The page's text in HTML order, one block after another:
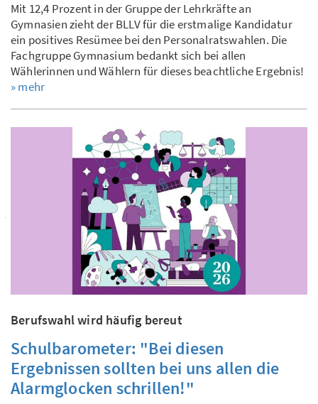
Mit 12,4 Prozent in der Gruppe der Lehrkräfte an
Gymnasien zieht der BLLV für die erstmalige Kandidatur
ein positives Resümee bei den Personalratswahlen. Die
Fachgruppe Gymnasium bedankt sich bei allen
Wählerinnen und Wählern für dieses beachtliche Ergebnis!
» mehr
Berufswahl wird häufig bereut
Schulbarometer: "Bei diesen
Ergebnissen sollten bei uns allen die
Alarmglocken schrillen!"